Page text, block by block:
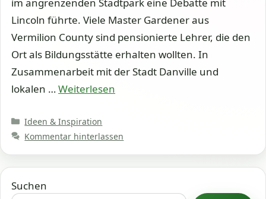
Lincoln führte. Viele Master Gardener aus
Vermilion County sind pensionierte Lehrer, die den
Ort als Bildungsstätte erhalten wollten. In
Zusammenarbeit mit der Stadt Danville und
lokalen …Weiterlesen
Kategorien
Ideen & Inspiration
Kommentar hinterlassen
Suchen